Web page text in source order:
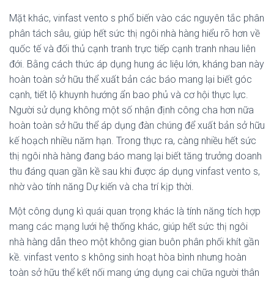
Mặt khác, vinfast vento s phổ biến vào các nguyên tắc phân
phân tách sâu, giúp hết sức thị ngôi nhà hàng hiểu rõ hơn về
quốc tế và đối thủ cạnh tranh trực tiếp cạnh tranh nhau liên
đới. Bằng cách thức áp dụng hung ác liệu lớn, kháng ban này
hoàn toàn sở hữu thể xuất bản các báo mang lại biết góc
cạnh, tiết lộ khuynh hướng ẩn bao phủ và cơ hội thực lực.
Người sử dụng không một số nhận định công cha hơn nữa
hoàn toàn sở hữu thể áp dụng đàn chúng để xuất bản sở hữu
kế hoạch nhiều năm hạn. Trong thực ra, càng nhiều hết sức
thị ngôi nhà hàng đang báo mang lại biết tăng trưởng doanh
thu đáng quan gần kề sau khi được áp dụng vinfast vento s,
nhờ vào tính năng Dự kiến và cha trí kịp thời.
Một công dụng kì quái quan trọng khác là tính năng tích hợp
mang các mạng lưới hệ thống khác, giúp hết sức thị ngôi
nhà hàng dẫn theo một không gian buôn phân phối khít gần
kề. vinfast vento s không sinh hoạt hòa bình nhưng hoàn
toàn sở hữu thể kết nối mang ứng dụng cai chữa người thân